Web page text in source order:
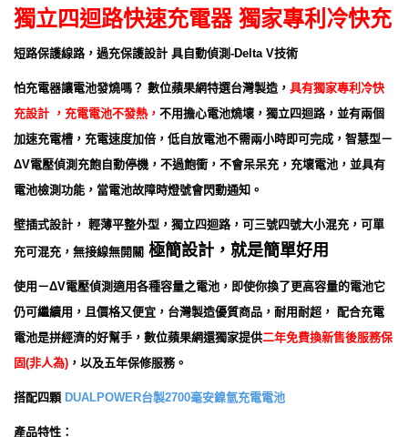
獨立四迴路快速充電器 獨家專利冷快充
短路保護線路，過充保護設計 具自動偵測-Delta V技術
怕充電器讓電池發燒嗎？ 數位蘋果網特選台灣製造， 具有獨家專利冷快
充設計 ，充電電池不發熱， 不用擔心電池燒壞，獨立四迴路，並有兩個
加速充電槽，充電速度加倍，低自放電池不需兩小時即可完成，智慧型－
ΔV電壓偵測充飽自動停機，不過飽衝，不會呆呆充，充壞電池，並具有
電池檢測功能，當電池故障時燈號會閃動通知。
壁插式設計， 輕薄平整外型，獨立四迴路，可三號四號大小混充，可單
充可混充，無接線無開關 極簡設計，就是簡單好用
使用－ΔV電壓偵測適用各種容量之電池，即使你換了更高容量的電池它
仍可繼續用，且價格又便宜，台灣製造優質商品，耐用耐超， 配合充電
電池是拼經濟的好幫手，數位蘋果網還獨家提供二年免費換新售後服務保
固(非人為) ，以及五年保修服務。
搭配四顆 DUALPOWER台製2700毫安鎳氫充電電池
產品特性：